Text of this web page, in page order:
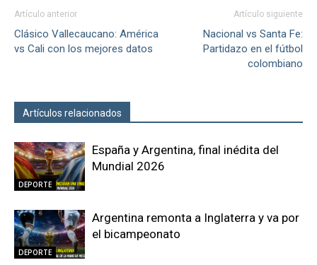
Artículo anterior
Clásico Vallecaucano: América
vs Cali con los mejores datos
Artículo siguiente
Nacional vs Santa Fe:
Partidazo en el fútbol
colombiano
Artículos relacionados
DEPORTE
España y Argentina, final inédita del
Mundial 2026
DEPORTE
Argentina remonta a Inglaterra y va por
el bicampeonato